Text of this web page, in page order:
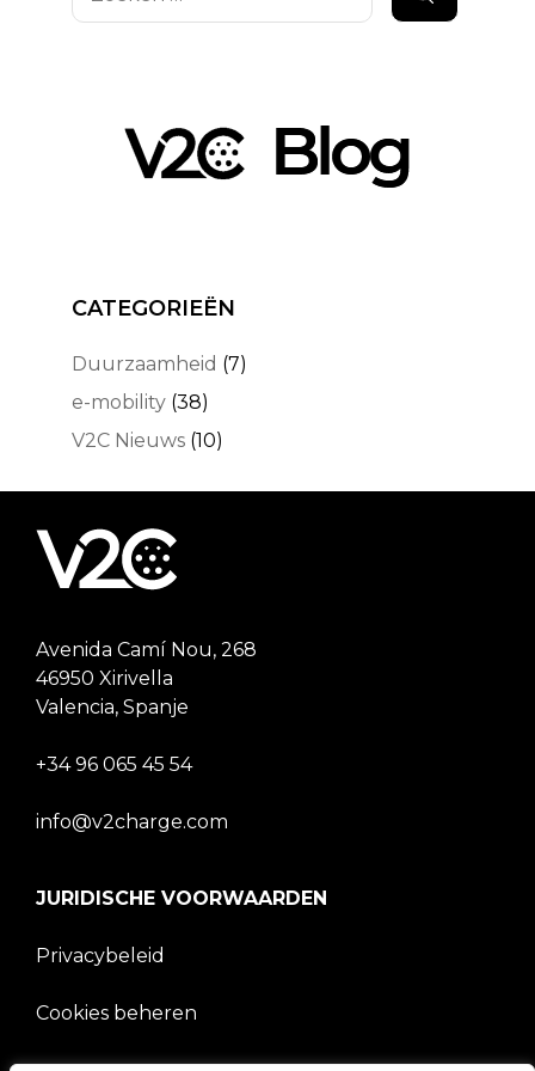
CATEGORIEËN
Duurzaamheid (7)
e-mobility (38)
V2C Nieuws (10)
Avenida Camí Nou, 268
46950 Xirivella
Valencia, Spanje
+34 96 065 45 54
info@v2charge.com
JURIDISCHE VOORWAARDEN
Privacybeleid
Cookies beheren